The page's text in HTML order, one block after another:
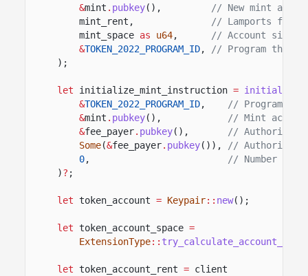
&mint . pubkey(),
// New mint
mint_rent,
// Lamports
mint_space as u64,
// Account size
&TOKEN_2022_PROGRAM_ID,
// Program that
);
let initialize_mint_instruction =
&TOKEN_2022_PROGRAM_ID,
// Program
&mint . pubkey(),
// Mint
&fee_payer. pubkey(),
// Authority
Some(&fee_payer. pubkey()),
// Authority
0,
// Number of
)? ;
let token_account = Keypair:: new();
let token_account_space =
ExtensionType:: try_calculate_account_len
let token_account_rent = client